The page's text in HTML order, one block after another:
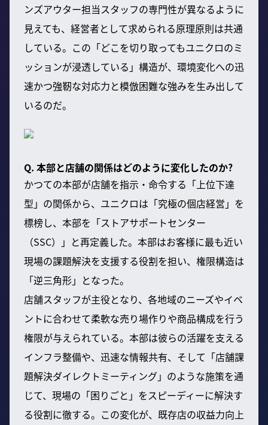
ンズアウター担当スタッフの専門性が異なるように
見えても、経営者として求められる原理原則は共通
している。この「どこを切り取ってもユニクロのミ
ッションが浸透している」構造が、環境変化への迅
速かつ強靭な対応力と模倣困難な強みを生み出して
いるのだ。
Q. 本部と店舗の関係はどのように変化したのか?
かつての本部が店舗を指示・命令する「上位下達
型」の関係から、ユニクロは「究極の個店経営」を
標榜し、本部を「ストアサポートセンター
（SSC）」と再定義した。本部はお客様に最も近い
現場の課題解決を支援する役割を担い、権限構造は
「逆三角形」となった。
店舗スタッフが主役となり、各地域のニーズやイベ
ントに合わせて柔軟な売り場作りや商品構成を行う
権限が与えられている。本部は彼らの活躍を支える
インフラ整備や、迅速な情報共有、そして「店舗課
題解決ダイレクトミーティング」のような施策を通
じて、現場の「困りごと」をスピーディーに解決す
る役割に徹する。この変化が、既存店の収益力向上